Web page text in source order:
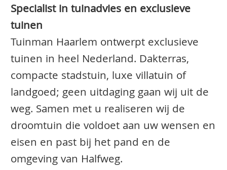
Specialist in tuinadvies en exclusieve
tuinen
Tuinman Haarlem ontwerpt exclusieve
tuinen in heel Nederland. Dakterras,
compacte stadstuin, luxe villatuin of
landgoed; geen uitdaging gaan wij uit de
weg. Samen met u realiseren wij de
droomtuin die voldoet aan uw wensen en
eisen en past bij het pand en de
omgeving van Halfweg.